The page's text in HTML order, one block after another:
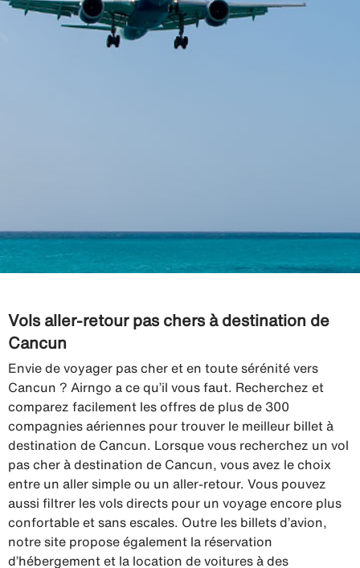
Vols aller-retour pas chers à destination de
Cancun
Envie de voyager pas cher et en toute sérénité vers
Cancun ? Airngo a ce qu’il vous faut. Recherchez et
comparez facilement les offres de plus de 300
compagnies aériennes pour trouver le meilleur billet à
destination de Cancun. Lorsque vous recherchez un vol
pas cher à destination de Cancun, vous avez le choix
entre un aller simple ou un aller-retour. Vous pouvez
aussi filtrer les vols directs pour un voyage encore plus
confortable et sans escales. Outre les billets d’avion,
notre site propose également la réservation
d’hébergement et la location de voitures à des